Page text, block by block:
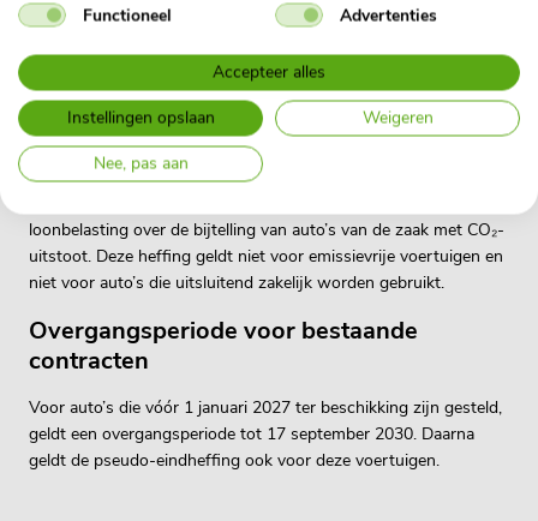
Houd hierbij in gedachten dat het Belastingplan na de
invulling afhangt van de nieuwgekozen Tweede Kamer.
12 % pseudo-eindheffing vanaf
2027
loonbelasting over de bijtelling van auto’s van de zaak met CO₂-
uitstoot. Deze heffing geldt niet voor emissievrije voertuigen en
niet voor auto’s die uitsluitend zakelijk worden gebruikt.
Overgangsperiode voor bestaande
contracten
Voor auto’s die vóór 1 januari 2027 ter beschikking zijn gesteld,
geldt een overgangsperiode tot 17 september 2030. Daarna
geldt de pseudo-eindheffing ook voor deze voertuigen.
Functioneel
Advertenties
Accepteer alles
Instellingen opslaan
Weigeren
Nee, pas aan